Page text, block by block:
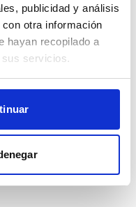
publicidad y análisis
otra información
hayan recopilado a
servicios.
information).